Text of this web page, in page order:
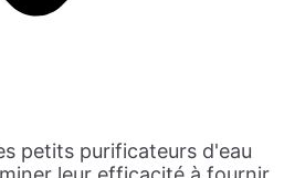
petits purificateurs d'eau